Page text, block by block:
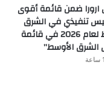
ضمن قائمة أقوى
رئيس تنفيذي في الشرق
الأوسط لعام 2026 في قائمة
الأوسط”